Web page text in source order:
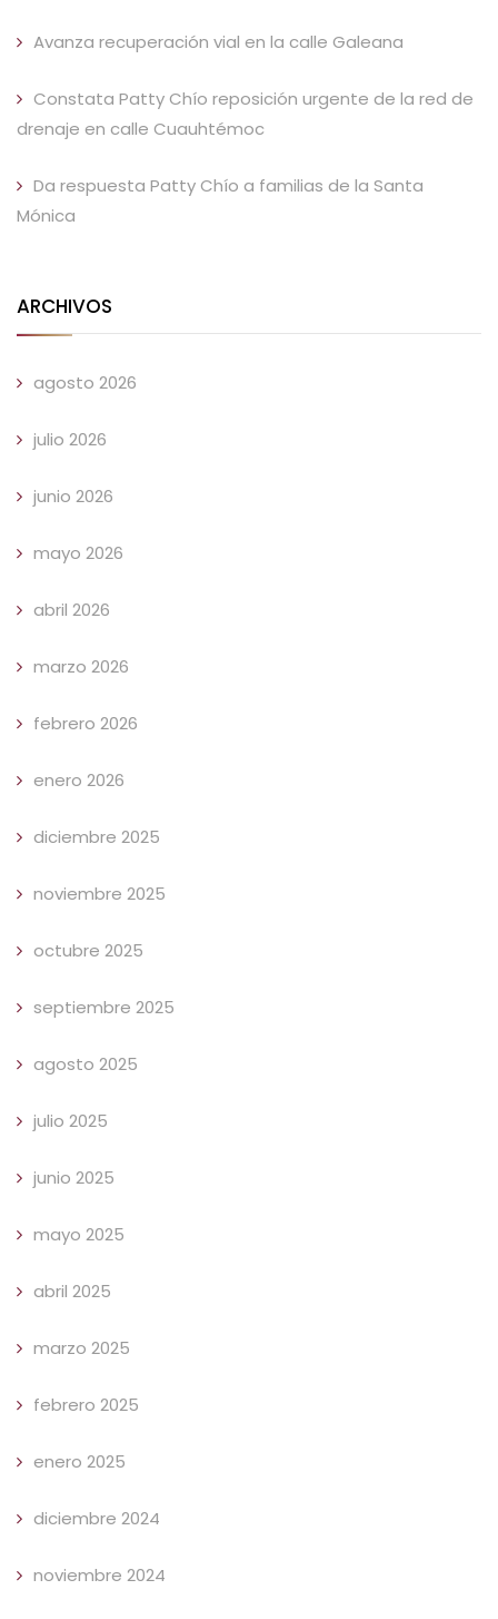
Avanza recuperación vial en la calle Galeana
Constata Patty Chío reposición urgente de la red de
drenaje en calle Cuauhtémoc
Da respuesta Patty Chío a familias de la Santa
Mónica
ARCHIVOS
agosto 2026
julio 2026
junio 2026
mayo 2026
abril 2026
marzo 2026
febrero 2026
enero 2026
diciembre 2025
noviembre 2025
octubre 2025
septiembre 2025
agosto 2025
julio 2025
junio 2025
mayo 2025
abril 2025
marzo 2025
febrero 2025
enero 2025
diciembre 2024
noviembre 2024